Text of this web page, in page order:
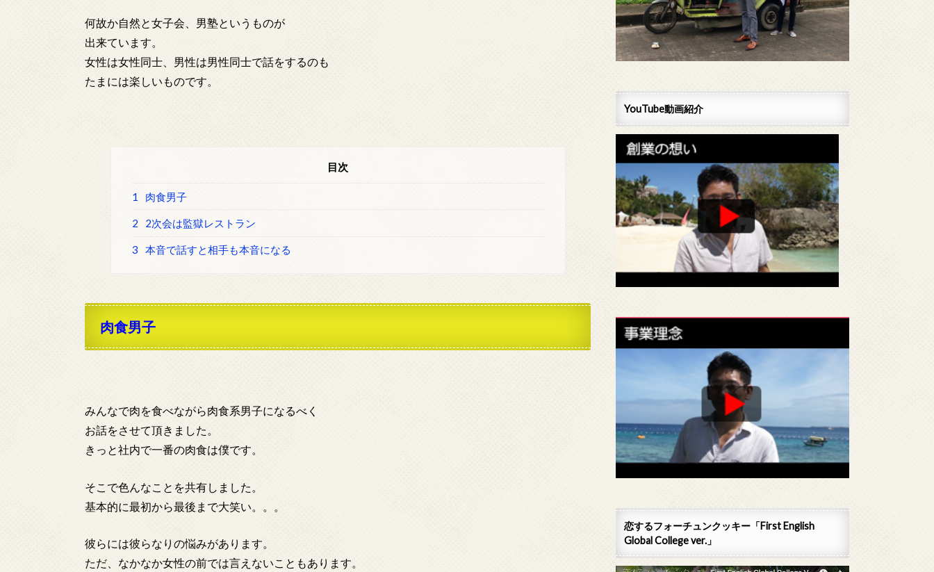
何故か自然と女子会、男塾というものが
出来ています。
女性は女性同士、男性は男性同士で話をするのも
たまには楽しいものです。
目次
1 肉食男子
2 2次会は監獄レストラン
3 本音で話すと相手も本音になる
肉食男子
みんなで肉を食べながら肉食系男子になるべく
お話をさせて頂きました。
きっと社内で一番の肉食は僕です。
そこで色んなことを共有しました。
基本的に最初から最後まで大笑い。。。
彼らには彼らなりの悩みがあります。
ただ、なかなか女性の前では言えないこともあります。
YouTube動画紹介
恋するフォーチュンクッキー「First English
Global College ver.」